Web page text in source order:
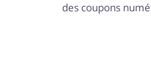
des coupons